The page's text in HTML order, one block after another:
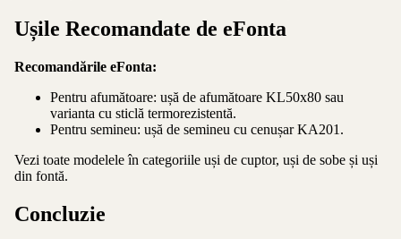
Ușile Recomandate de eFonta
Recomandările eFonta:
Pentru afumătoare: ușă de afumătoare KL50x80 sau
varianta cu sticlă termorezistentă.
Pentru semineu: ușă de semineu cu cenușar KA201 .
Vezi toate modelele în categoriile uși de cuptor, uși de sobe și uși
din fontă.
Concluzie